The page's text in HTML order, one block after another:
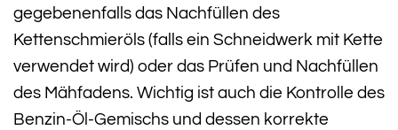
gegebenenfalls das Nachfüllen des
Kettenschmieröls (falls ein Schneidwerk mit Kette
verwendet wird) oder das Prüfen und Nachfüllen
des Mähfadens. Wichtig ist auch die Kontrolle des
Benzin-Öl-Gemischs und dessen korrekte